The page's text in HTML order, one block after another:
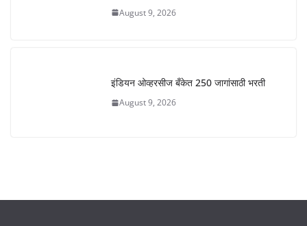
August 9, 2026
इंडियन ओव्हरसीज बँकेत 250 जागांसाठी भरती
August 9, 2026